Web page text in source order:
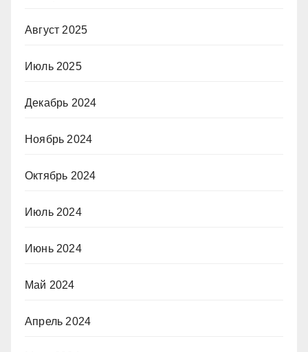
Август 2025
Июль 2025
Декабрь 2024
Ноябрь 2024
Октябрь 2024
Июль 2024
Июнь 2024
Май 2024
Апрель 2024